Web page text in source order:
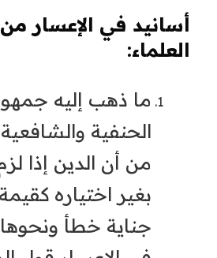
أسانيد في الإعسار
العلماء:
ما ذهب إليه
الحنفية والشافعية
من أن الدين إذا
بغير اختياره
جناية خطأ